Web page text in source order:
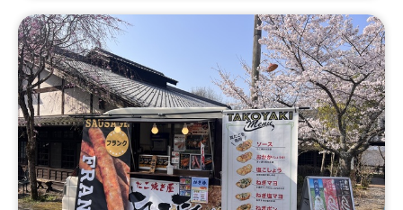
ジ、知多豚ソーセージ、グリークヨーグルト、アルコー
ル、韓国トースト・レッド、エッグトースト、チョコバナ
ナトースト、ホットチョコレート、たません、えびふりや
ぁトースト、ストロベリートースト、ベーコンエッグトー
スト、MOGU MOGU バーガー、カリカリロングポテト、ロ
ングチュロス、くまドリンク、ポテト、特製 肉焼きそ
ば、ベーコンチーズトースト、だし茶漬け 鮭、だし茶漬
け キムチ、だし茶漬け 明太子、だし茶漬け 梅、揚げ
パン、ヤンニョムチキン、チェロス、アルコールドリン
ク、ごぼうサラダトースト、焼きそばトースト、ホットド
リンク、韓国トースト、ロングポテト